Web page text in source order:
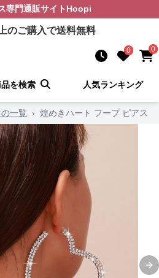
専門通販サイト Hoopi
のご購入で送料無料
0 0
を検索 人気ランキング
一覧 › 煌めきハート フープ ピアス